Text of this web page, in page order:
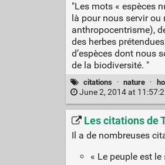
"Les mots « espèces
là pour nous servir
anthropocentrisme),
des herbes
d’espèces dont nous
de la biodiversité. "
citations · nature ·
June 2, 2014 at
Les citations de
Il a de nombreuses
« Le peuple est